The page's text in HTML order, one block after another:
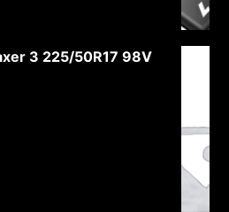
3 225/50R17 98V